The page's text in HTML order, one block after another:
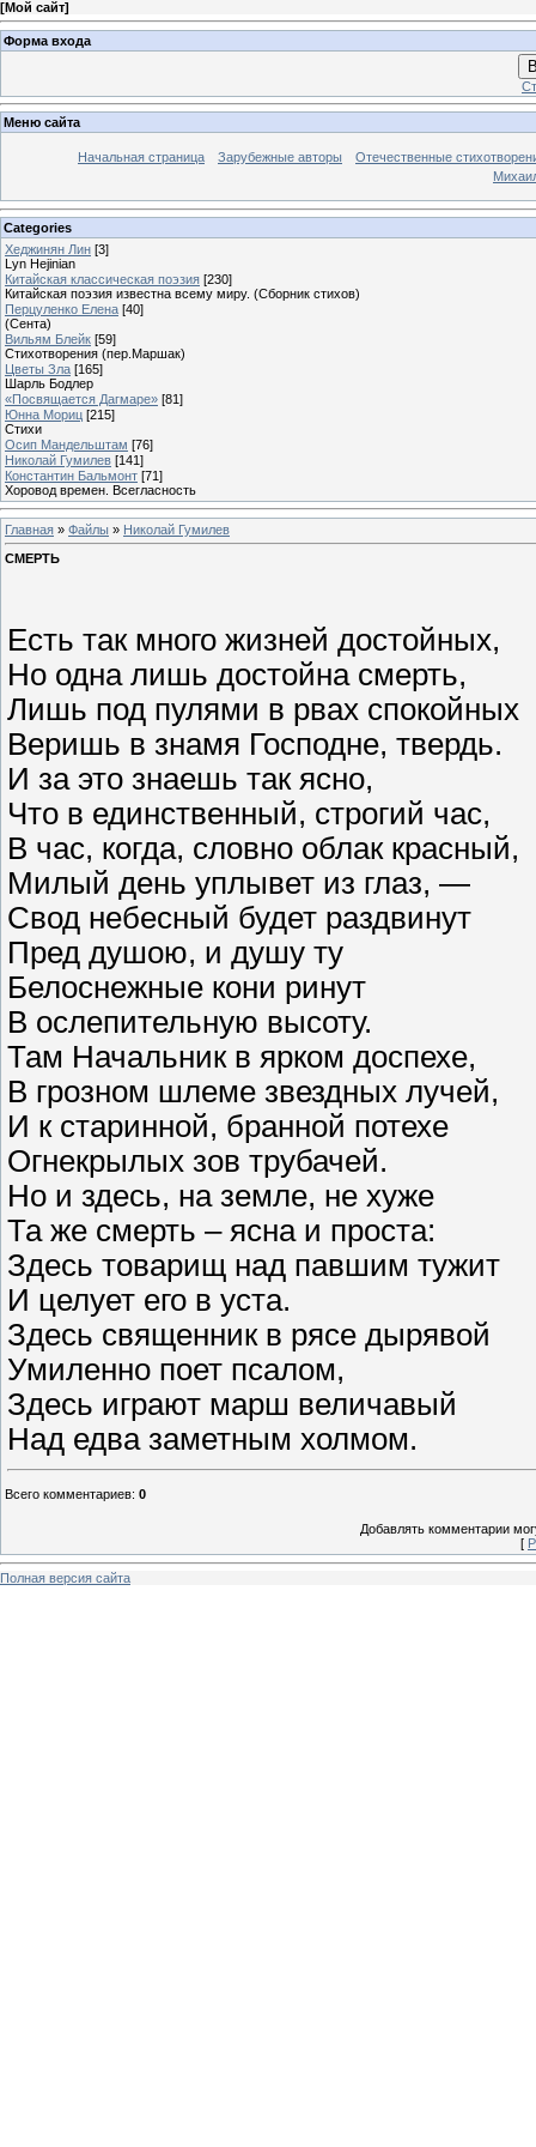
[Мой сайт]
Форма входа
Меню сайта
Начальная страница Зарубежные авторы
Отечественные
Categories
Хеджинян Лин [3]
Lyn Hejinian
Китайская классическая поэзия [230]
Китайская поэзия известна всему миру. (Сборник стихов)
Перцуленко Елена [40]
(Сента)
Вильям Блейк [59]
Стихотворения (пер.Маршак)
Цветы Зла [165]
Шарль Бодлер
«Посвящается Дагмаре» [81]
Юнна Мориц [215]
Стихи
Осип Мандельштам [76]
Николай Гумилев [141]
Константин Бальмонт [71]
Хоровод времен. Всегласность
Главная » Файлы » Николай Гумилев
СМЕРТЬ
Есть так много жизней достойных,
Но одна лишь достойна смерть,
Лишь под пулями в рвах спокойных
Веришь в знамя Господне, твердь.
И за это знаешь так ясно,
Что в единственный, строгий час,
В час, когда, словно облак красный,
Милый день уплывет из глаз, —
Свод небесный будет раздвинут
Пред душою, и душу ту
Белоснежные кони ринут
В ослепительную высоту.
Там Начальник в ярком доспехе,
В грозном шлеме звездных лучей,
И к старинной, бранной потехе
Огнекрылых зов трубачей.
Но и здесь, на земле, не хуже
Та же смерть – ясна и проста:
Здесь товарищ над павшим тужит
И целует его в уста.
Здесь священник в рясе дырявой
Умиленно поет псалом,
Здесь играют марш величавый
Над едва заметным холмом.
Всего комментариев: 0
Добавлять комментарии
[
Полная версия сайта